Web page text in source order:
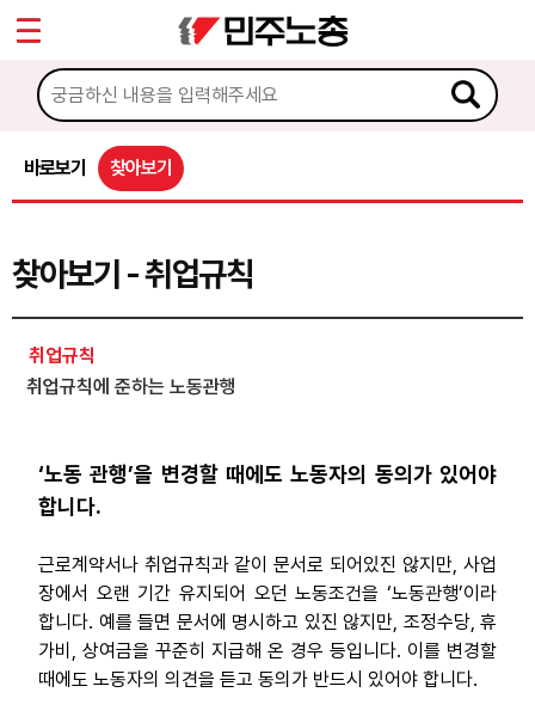
바로보기 찾아보기
찾아보기 - 취업규칙
취업규칙
취업규칙에 준하는 노동관행
‘노동 관행’을 변경할 때에도 노동자의 동의가 있어야
합니다.
근로계약서나 취업규칙과 같이 문서로 되어있진 않지만, 사업
장에서 오랜 기간 유지되어 오던 노동조건을 ‘노동관행’이라
합니다. 예를 들면 문서에 명시하고 있진 않지만, 조정수당, 휴
가비, 상여금을 꾸준히 지급해 온 경우 등입니다. 이를 변경할
때에도 노동자의 의견을 듣고 동의가 반드시 있어야 합니다.
마이페이지
소개
소식
게시판 상담
바로보기
노동조합 가입 안내
전국 노동상담소 안내
자료
부설기관
Sketchbook5, 스케치북5
Sketchbook5, 스케치북5